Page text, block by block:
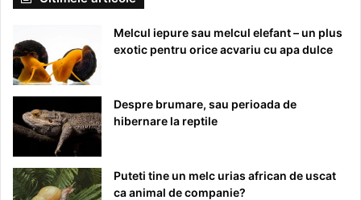
Melcul iepure sau melcul elefant – un plus
exotic pentru orice acvariu cu apa dulce
Despre brumare, sau perioada de
hibernare la reptile
Puteti tine un melc urias african de uscat
ca animal de companie?